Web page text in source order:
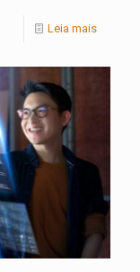
Leia mais